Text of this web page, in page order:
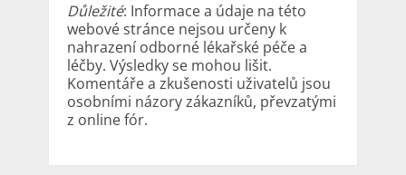
Důležité: Informace a údaje na této
webové stránce nejsou určeny k
nahrazení odborné lékařské péče a
léčby. Výsledky se mohou lišit.
Komentáře a zkušenosti uživatelů jsou
osobními názory zákazníků, převzatými
z online fór.